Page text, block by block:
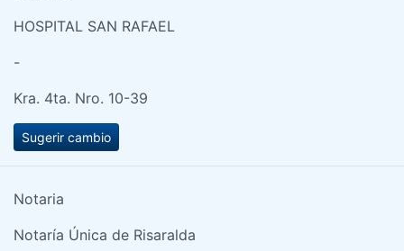
HOSPITAL SAN RAFAEL
-
Kra. 4ta. Nro. 10-39
Sugerir cambio
Notaria
Notaría Única de Risaralda